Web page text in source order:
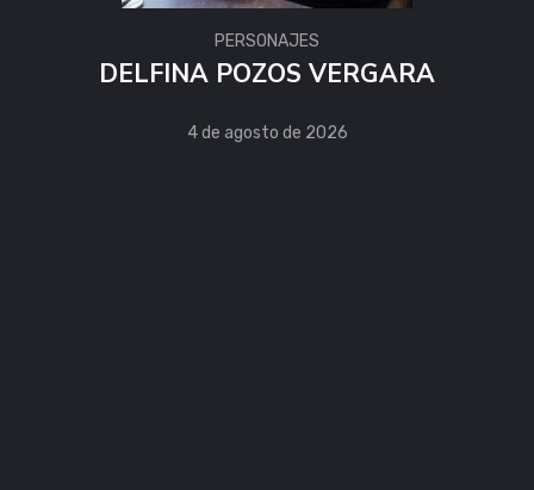
PERSONAJES
DELFINA POZOS VERGARA
4 de agosto de 2026